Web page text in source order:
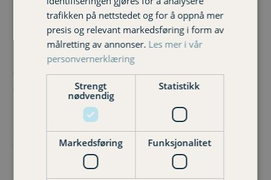
over dørterskelen eller gjennom vinduet, slik at den
kommer under press eller får bruddskader, og unngå bruk
av skjøteledninger, er klare råd fra Brannvernforeningen.
I tillegg til brannfarlig julepynt, bruker vi mer strøm enn
vanlig i desember. Små og store lager mat på kjøkkenet,
og vi fyrer i peis og ovner for kos og varme, også det øker
risikoen for brann.
– Vi passer godt på levende lys, men mange glemmer at
det er brannfarlig å plassere adventsstjerner og
flerarmede lysestaker inntil gardiner eller annen julepynt.
Forsikringsselskapene får meldt en rekke slike
trafikken på nettstedet og for å oppnå mer
presis og relevant markedsføring i form av
målretting av annonser. Les mer i vår
personvernerklæring
Strengt
nødvendig
Statistikk
Markedsføring Funksjonalitet